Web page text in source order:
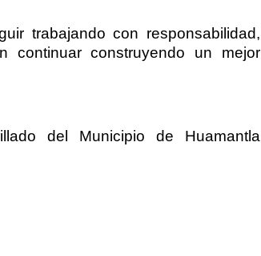
trabajando con responsabilidad,
continuar construyendo un mejor
del Municipio de Huamantla